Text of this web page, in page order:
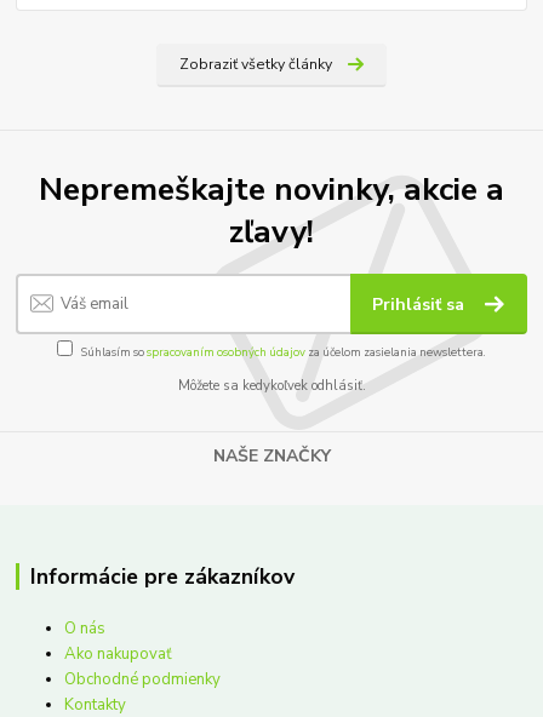
Zobraziť všetky články
Nepremeškajte novinky, akcie a
zľavy!
Prihlásiť sa
Súhlasím sospracovaním osobných údajov za účelom zasielania newslettera.
Môžete sa kedykoľvek odhlásiť.
NAŠE ZNAČKY
Informácie pre zákazníkov
O nás
Ako nakupovať
Obchodné podmienky
Kontakty